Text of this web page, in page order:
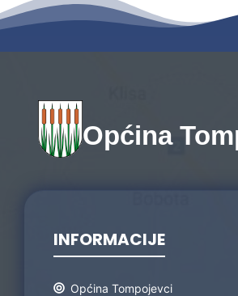
Općina
INFORMACIJE
Općina Tompojevci